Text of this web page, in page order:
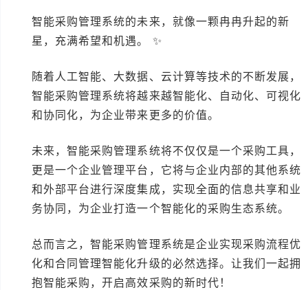
智能采购管理系统的未来，就像一颗冉冉升起的新
星，充满希望和机遇。 ✨
随着人工智能、大数据、云计算等技术的不断发展，
智能采购管理系统将越来越智能化、自动化、可视化
和协同化，为企业带来更多的价值。
未来，智能采购管理系统将不仅仅是一个采购工具，
更是一个企业管理平台，它将与企业内部的其他系统
和外部平台进行深度集成，实现全面的信息共享和业
务协同，为企业打造一个智能化的采购生态系统。
总而言之，智能采购管理系统是企业实现采购流程优
化和合同管理智能化升级的必然选择。让我们一起拥
抱智能采购，开启高效采购的新时代！